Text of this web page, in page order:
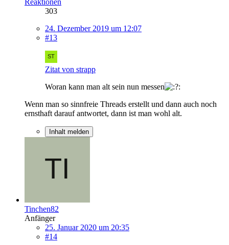
303
24. Dezember 2019 um 12:07
#13
Zitat von strapp
Woran kann man alt sein nun messen
Wenn man so sinnfreie Threads erstellt und dann auch noch
ernsthaft darauf antwortet, dann ist man wohl alt.
Inhalt melden
Tinchen82
Anfänger
25. Januar 2020 um 20:35
#14